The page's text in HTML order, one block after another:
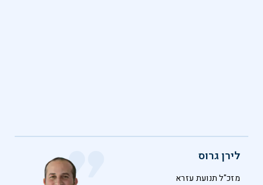
לירן גרוס
מזכ"ל תנועת עזרא